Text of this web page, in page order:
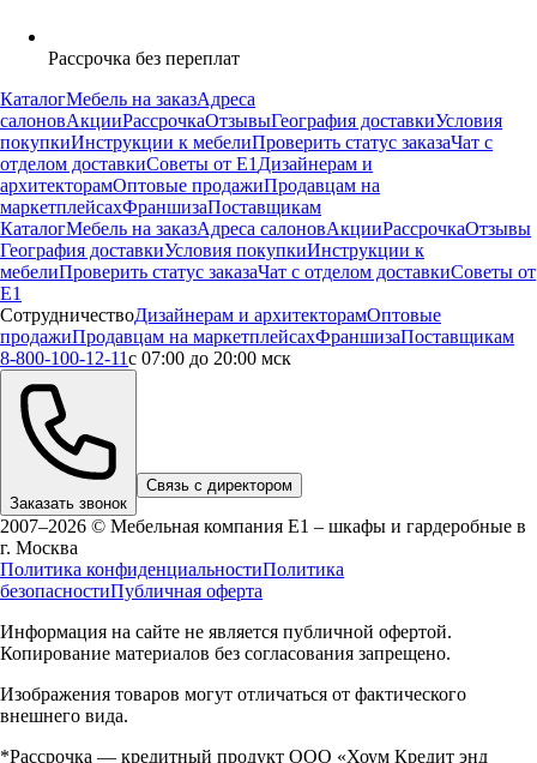
Рассрочка без переплат
КаталогМебель на заказАдреса
салоновАкцииРассрочкаОтзывыГеография доставкиУсловия
покупкиИнструкции к мебелиПроверить статус заказаЧат с
отделом доставкиСоветы от Е1 Дизайнерам и
архитекторамОптовые продажиПродавцам на
маркетплейсахФраншизаПоставщикам
КаталогМебель на заказАдреса салоновАкцииРассрочкаОтзывы
География доставкиУсловия покупкиИнструкции к
мебелиПроверить статус заказаЧат с отделом доставкиСоветы от
Е1
СотрудничествоДизайнерам и архитекторамОптовые
продажиПродавцам на маркетплейсахФраншизаПоставщикам
8-800-100-12-11с 07:00 до 20:00 мск
Заказать звонок
Связь с директором
2007–2026 © Мебельная компания Е1 – шкафы и гардеробные в
г. Москва
Политика конфиденциальностиПолитика
безопасностиПубличная оферта
Информация на сайте не является публичной офертой.
Копирование материалов без согласования запрещено.
Изображения товаров могут отличаться от фактического
внешнего вида.
*Рассрочка — кредитный продукт ООО «Хоум Кредит энд